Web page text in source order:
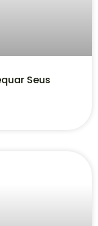
Seus